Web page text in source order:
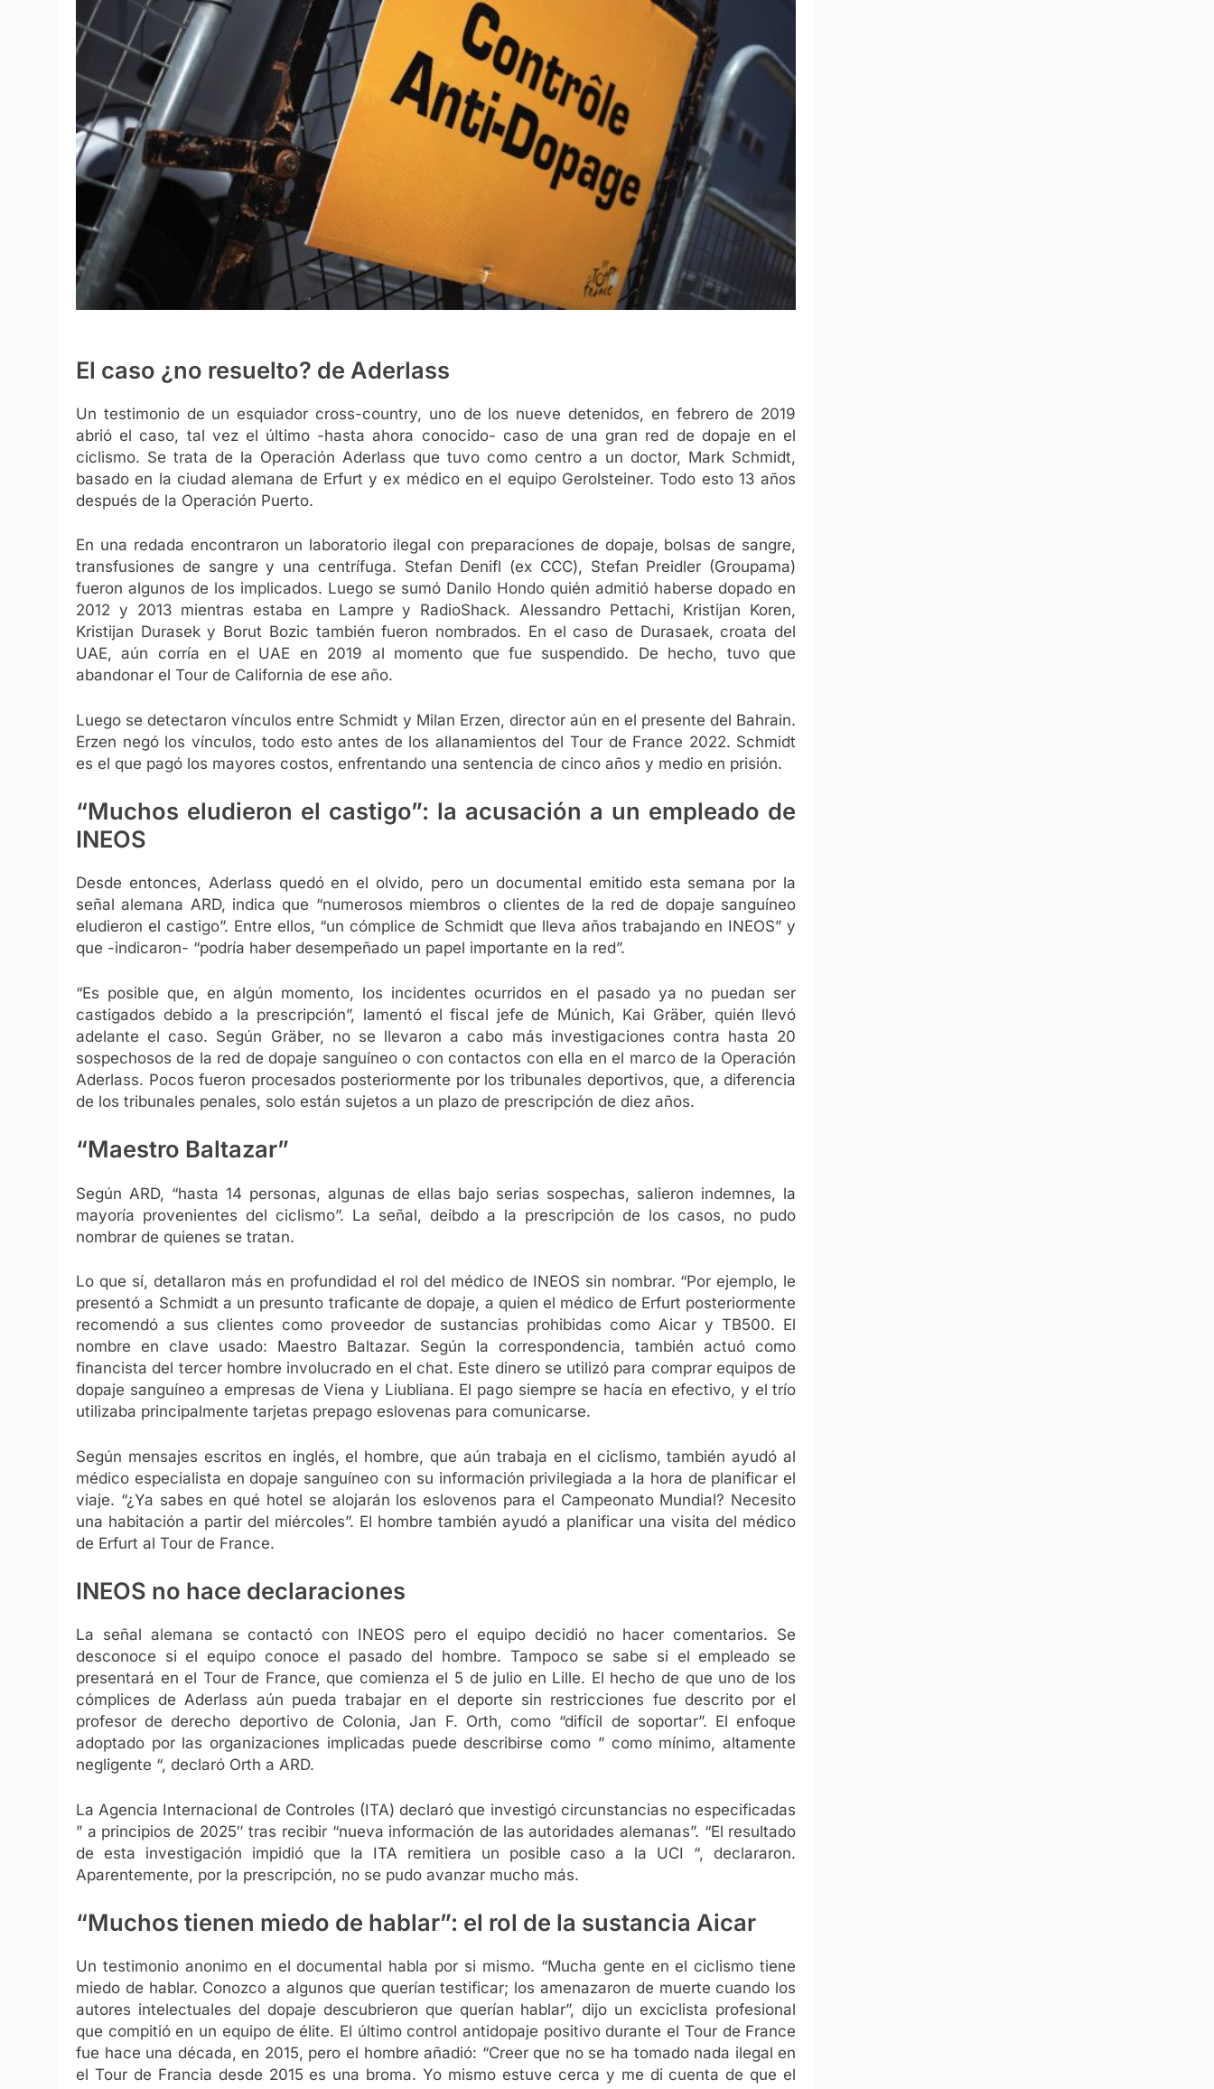
El caso ¿no resuelto? de Aderlass
Un testimonio de un esquiador cross-country, uno de los nueve detenidos, en febrero de 2019
abrió el caso, tal vez el último -hasta ahora conocido- caso de una gran red de dopaje en el
ciclismo. Se trata de la Operación Aderlass que tuvo como centro a un doctor, Mark Schmidt,
basado en la ciudad alemana de Erfurt y ex médico en el equipo Gerolsteiner. Todo esto 13 años
después de la Operación Puerto.
En una redada encontraron un laboratorio ilegal con preparaciones de dopaje, bolsas de sangre,
transfusiones de sangre y una centrífuga. Stefan Denifl (ex CCC), Stefan Preidler (Groupama)
fueron algunos de los implicados. Luego se sumó Danilo Hondo quién admitió haberse dopado en
2012 y 2013 mientras estaba en Lampre y RadioShack. Alessandro Pettachi, Kristijan Koren,
Kristijan Durasek y Borut Bozic también fueron nombrados. En el caso de Durasaek, croata del
UAE, aún corría en el UAE en 2019 al momento que fue suspendido. De hecho, tuvo que
abandonar el Tour de California de ese año.
Luego se detectaron vínculos entre Schmidt y Milan Erzen, director aún en el presente del Bahrain.
Erzen negó los vínculos, todo esto antes de los allanamientos del Tour de France 2022. Schmidt
es el que pagó los mayores costos, enfrentando una sentencia de cinco años y medio en prisión.
“Muchos eludieron el castigo”: la acusación a un empleado de
INEOS
Desde entonces, Aderlass quedó en el olvido, pero un documental emitido esta semana por la
señal alemana ARD, indica que “numerosos miembros o clientes de la red de dopaje sanguíneo
eludieron el castigo”. Entre ellos, “un cómplice de Schmidt que lleva años trabajando en INEOS” y
que -indicaron- “podría haber desempeñado un papel importante en la red”.
“Es posible que, en algún momento, los incidentes ocurridos en el pasado ya no puedan ser
castigados debido a la prescripción”, lamentó el fiscal jefe de Múnich, Kai Gräber, quién llevó
adelante el caso. Según Gräber, no se llevaron a cabo más investigaciones contra hasta 20
sospechosos de la red de dopaje sanguíneo o con contactos con ella en el marco de la Operación
Aderlass. Pocos fueron procesados ​​posteriormente por los tribunales deportivos, que, a diferencia
de los tribunales penales, solo están sujetos a un plazo de prescripción de diez años.
“Maestro Baltazar”
Según ARD, “hasta 14 personas, algunas de ellas bajo serias sospechas, salieron indemnes, la
mayoría provenientes del ciclismo”. La señal, deibdo a la prescripción de los casos, no pudo
nombrar de quienes se tratan.
Lo que sí, detallaron más en profundidad el rol del médico de INEOS sin nombrar. “Por ejemplo, le
presentó a Schmidt a un presunto traficante de dopaje, a quien el médico de Erfurt posteriormente
recomendó a sus clientes como proveedor de sustancias prohibidas como Aicar y TB500. El
nombre en clave usado: Maestro Baltazar. Según la correspondencia, también actuó como
financista del tercer hombre involucrado en el chat. Este dinero se utilizó para comprar equipos de
dopaje sanguíneo a empresas de Viena y Liubliana. El pago siempre se hacía en efectivo, y el trío
utilizaba principalmente tarjetas prepago eslovenas para comunicarse.
Según mensajes escritos en inglés, el hombre, que aún trabaja en el ciclismo, también ayudó al
médico especialista en dopaje sanguíneo con su información privilegiada a la hora de planificar el
viaje. “¿Ya sabes en qué hotel se alojarán los eslovenos para el Campeonato Mundial? Necesito
una habitación a partir del miércoles”. El hombre también ayudó a planificar una visita del médico
de Erfurt al Tour de France.
INEOS no hace declaraciones
La señal alemana se contactó con INEOS pero el equipo decidió no hacer comentarios. Se
desconoce si el equipo conoce el pasado del hombre. Tampoco se sabe si el empleado se
presentará en el Tour de France, que comienza el 5 de julio en Lille. El hecho de que uno de los
cómplices de Aderlass aún pueda trabajar en el deporte sin restricciones fue descrito por el
profesor de derecho deportivo de Colonia, Jan F. Orth, como “difícil de soportar”. El enfoque
adoptado por las organizaciones implicadas puede describirse como ” como mínimo, altamente
negligente “, declaró Orth a ARD.
La Agencia Internacional de Controles (ITA) declaró que investigó circunstancias no especificadas
” a principios de 2025″ tras recibir “nueva información de las autoridades alemanas”. “El resultado
de esta investigación impidió que la ITA remitiera un posible caso a la UCI “, declararon.
Aparentemente, por la prescripción, no se pudo avanzar mucho más.
“Muchos tienen miedo de hablar”: el rol de la sustancia Aicar
Un testimonio anonimo en el documental habla por si mismo. “Mucha gente en el ciclismo tiene
miedo de hablar. Conozco a algunos que querían testificar; los amenazaron de muerte cuando los
autores intelectuales del dopaje descubrieron que querían hablar”, dijo un exciclista profesional
que compitió en un equipo de élite. El último control antidopaje positivo durante el Tour de France
fue hace una década, en 2015, pero el hombre añadió: “Creer que no se ha tomado nada ilegal en
el Tour de Francia desde 2015 es una broma. Yo mismo estuve cerca y me di cuenta de que el